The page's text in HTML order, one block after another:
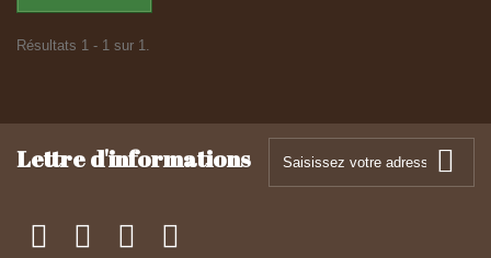
Résultats 1 - 1 sur 1.
Lettre d'informations